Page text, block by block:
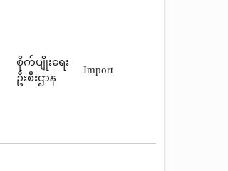
စိုက်ပျိုးရေး
ဦးစီးဌာန
Import